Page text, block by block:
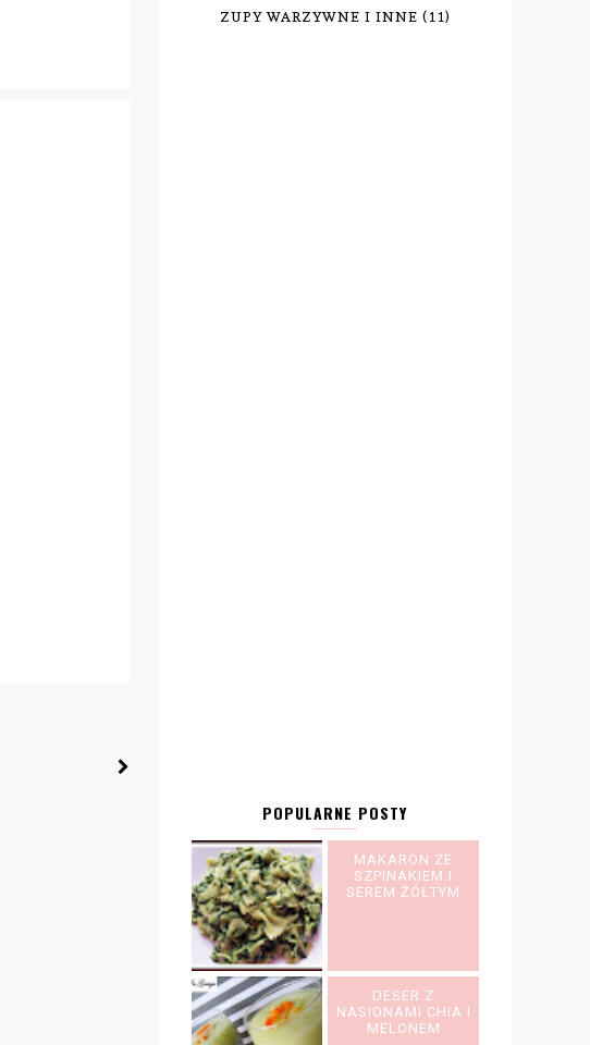
ZUPY WARZYWNE I INNE (11)
POPULARNE POSTY
MAKARON ZE
SZPINAKIEM I
SEREM ŻÓŁTYM
DESER Z
NASIONAMI CHIA I
MELONEM